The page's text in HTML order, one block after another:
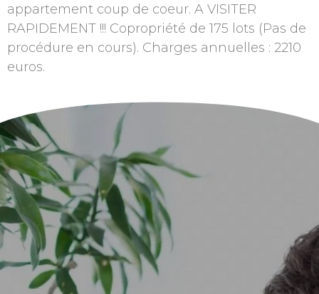
appartement coup de coeur. A VISITER
RAPIDEMENT !!! Copropriété de 175 lots (Pas de
procédure en cours). Charges annuelles : 2210
euros.